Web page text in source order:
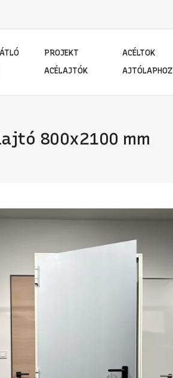
PROJEKT
ACÉLAJTÓK
ACÉLTOK
AJTÓLAPHOZ
800x2100 mm